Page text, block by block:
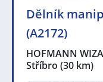
Dělník
(A2172)
HOFMANN
Stříbro (30 km)